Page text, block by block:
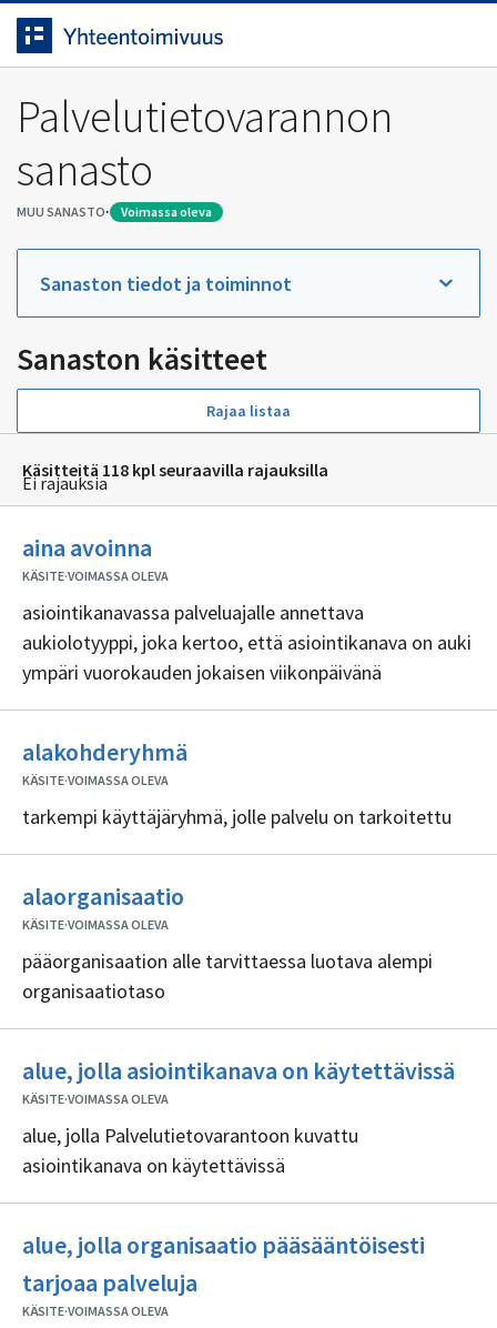
Siirrytty
sivulle
Siirry suoraan sisältöön.
Palvelutietovarannon
sanasto
MUU SANASTO· voimassa oleva
Sanaston tiedot ja toiminnot
Sanaston käsitteet
Rajaa listaa
Käsitteitä 118 kpl seuraavilla rajauksilla
Ei rajauksia
aina avoinna
sisällöntuottajia
KÄSITE·VOIMASSA OLEVA
asiointikanavassa palveluajalle annettava
aukiolotyyppi, joka kertoo, että asiointikanava on auki
ympäri vuorokauden jokaisen viikonpäivänä
alakohderyhmä
KÄSITE·VOIMASSA OLEVA
tarkempi käyttäjäryhmä, jolle palvelu on tarkoitettu
alaorganisaatio
KÄSITE·VOIMASSA OLEVA
pääorganisaation alle tarvittaessa luotava alempi
organisaatiotaso
alue, jolla asiointikanava on käytettävissä
KÄSITE·VOIMASSA OLEVA
alue, jolla Palvelutietovarantoon kuvattu
asiointikanava on käytettävissä
alue, jolla organisaatio pääsääntöisesti
tarjoaa palveluja
KÄSITE·VOIMASSA OLEVA